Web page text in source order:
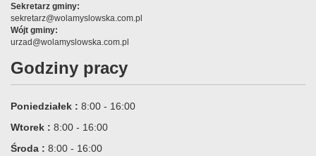
Sekretarz gminy:
sekretarz@wolamyslowska.com.pl
Wójt gminy:
urzad@wolamyslowska.com.pl
Godziny pracy
Poniedziałek : 8:00 - 16:00
Wtorek : 8:00 - 16:00
Środa : 8:00 - 16:00